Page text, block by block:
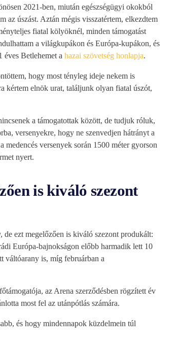
2021-ben, miután egészségügyi okokból
az úszást. Aztán mégis visszatértem, elkezdtem
fiatal kölyöknél, minden támogatást
a világkupákon és Európa-kupákon, és
Betlehemet a hazai szövetség honlapja.
hogy most tényleg ideje nekem is
kértem elnök urat, találjunk olyan fiatal úszót,
a támogatottak között, de tudjuk róluk,
versenyekre, hogy ne szenvedjen hátrányt a
versenyek során 1500 méter gyorson
nyert.
is kiváló szezont
de ezt megelőzően is kiváló szezont produkált:
Európa-bajnokságon előbb harmadik lett 10
váltóarany is, míg februárban a
az Arena szerződésben rögzített év
most fel az utánpótlás számára.
és hogy mindennapok küzdelmein túl